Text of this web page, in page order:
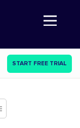
Abre a navegação
START FREE TRIAL